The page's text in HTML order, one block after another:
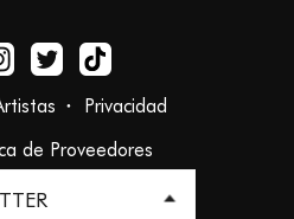
Privacidad
de Proveedores